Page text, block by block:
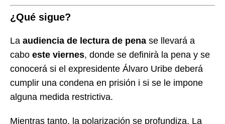
¿Qué sigue?
La audiencia de lectura de pena se llevará a
cabo este viernes, donde se definirà la pena y se
conocerá si el expresidente Álvaro Uribe deberá
cumplir una condena en prisión i si se le impone
alguna medida restrictiva.
Mientras tanto, la polarización se profundiza. La